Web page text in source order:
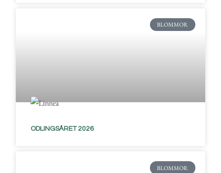
BLOMMOR
ODLINGSÅRET 2026
BLOMMOR